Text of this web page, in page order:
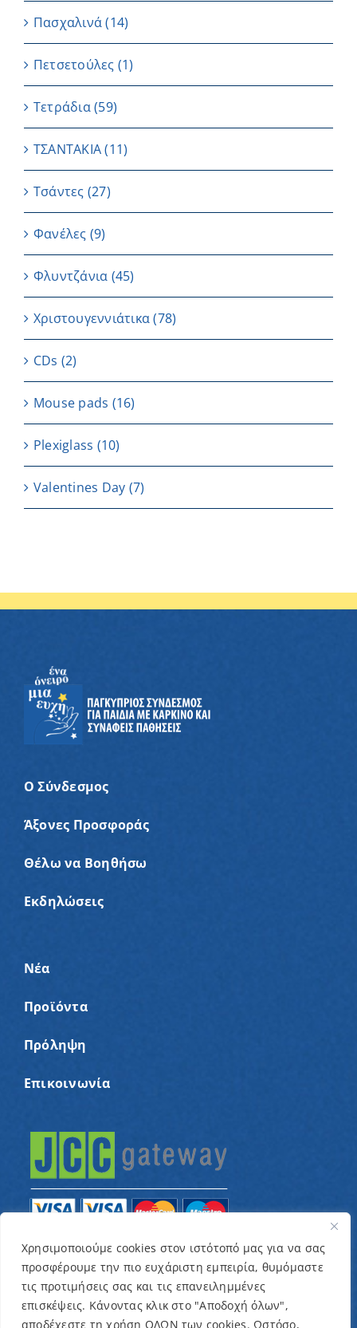
Χρησιμοποιούμε cookies στον ιστότοπό μας για να σας
προσφέρουμε την πιο ευχάριστη εμπειρία, θυμόμαστε
τις προτιμήσεις σας και τις επανειλημμένες
επισκέψεις. Κάνοντας κλικ στο "Αποδοχή όλων",
αποδέχεστε τη χρήση ΟΛΩΝ των cookies. Ωστόσο,
Πασχαλινά (14)
Πετσετούλες (1)
Τετράδια(59)
ΤΣΑΝΤΑΚΙΑ (11)
Τσάντες (27)
Φανέλες (9)
Φλυντζάνια (45)
Χριστουγεννιάτικα(78)
CDs (2)
Μouse pads (16)
Plexiglass (10)
Valentines Day (7)
Ο Σύνδεσμος
Άξονες Προσφοράς
Θέλω να Βοηθήσω
Εκδηλώσεις
Νέα
Προϊόντα
Πρόληψη
Επικοινωνία
© Copyright 2022 – Παγκύπριος Σύνδεσμος για
παιδιά με καρκίνο και συναφείς παθήσεις «Ένα
Όνειρο Μια Ευχή» / Designed & Developed byNETinfo